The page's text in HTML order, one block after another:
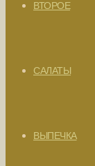
ВТОРОЕ
САЛАТЫ
ВЫПЕЧКА